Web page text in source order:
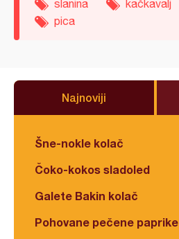
slanina kačkavalj
pica
Najnoviji
Šne-nokle kolač
Čoko-kokos sladoled
Galete Bakin kolač
Pohovane pečene paprike